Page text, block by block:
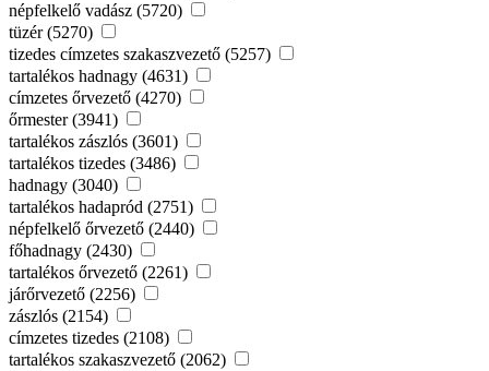
népfelkelő vadász (5720)
tüzér (5270)
tizedes címzetes szakaszvezető (5257)
tartalékos hadnagy (4631)
címzetes őrvezető (4270)
őrmester (3941)
tartalékos zászlós (3601)
tartalékos tizedes (3486)
hadnagy (3040)
tartalékos hadapród (2751)
népfelkelő őrvezető (2440)
főhadnagy (2430)
tartalékos őrvezető (2261)
járőrvezető (2256)
zászlós (2154)
címzetes tizedes (2108)
tartalékos szakaszvezető (2062)